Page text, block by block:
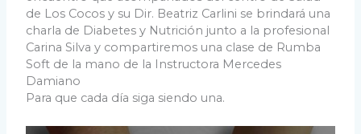
de Los Cocos y su Dir. Beatriz Carlini se brindará una
charla de Diabetes y Nutrición junto a la profesional
Carina Silva y compartiremos una clase de Rumba
Soft de la mano de la Instructora Mercedes
Damiano
Para que cada día siga siendo una.